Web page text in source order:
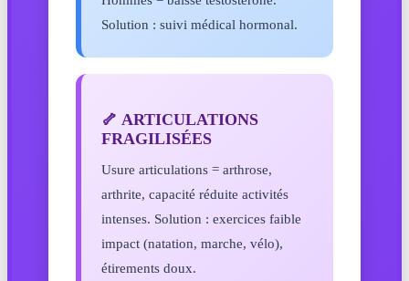
Solution : suivi médical hormonal.
🦴 ARTICULATIONS
FRAGILISÉES
Usure articulations = arthrose,
arthrite, capacité réduite activités
intenses. Solution : exercices faible
impact (natation, marche, vélo),
étirements doux.